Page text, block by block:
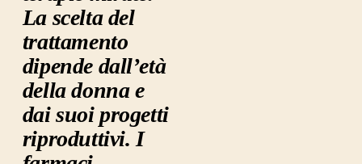
La scelta del
trattamento
dipende dall’età
della donna e
dai suoi progetti
riproduttivi. I